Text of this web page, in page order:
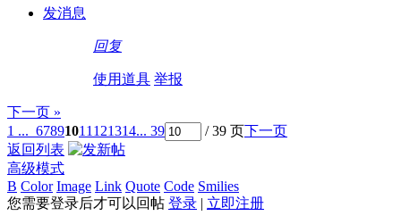
发消息
回复
使用道具 举报
下一页 »
1 ... 67891011 121314... 39 / 39 页下一页
返回列表
高级模式
B Color Image Link Quote Code Smilies
您需要登录后才可以回帖 登录 | 立即注册